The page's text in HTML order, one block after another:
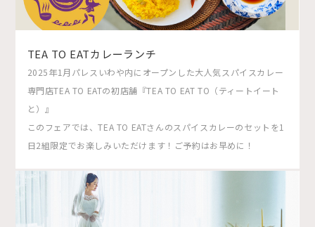
TEA TO EATカレーランチ
2025年1月パレスいわや内にオープンした大人気スパイスカレー
専門店TEA TO EATの初店舗『TEA TO EAT TO（ティートイート
と）』
このフェアでは、TEA TO EATさんのスパイスカレーのセットを1
日2組限定でお楽しみいただけます！ご予約はお早めに！